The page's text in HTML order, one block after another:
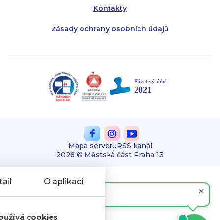
Kontakty
Zásady ochrany osobních údajů
2026 © Městská část Praha 13
Mapa serveruRSS kanál